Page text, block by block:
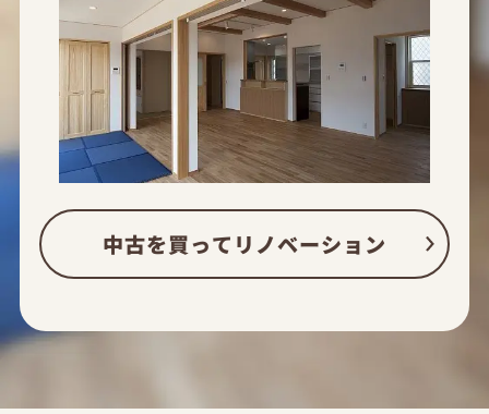
中古を買ってリノベーション